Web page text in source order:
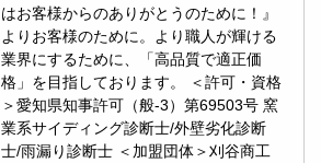
はお客様からのありがとうのために！』
よりお客様のために。より職人が輝ける
業界にするために、「高品質で適正価
格」を目指しております。 ＜許可・資格
＞愛知県知事許可（般-3）第69503号 窯
業系サイディング診断士/外壁劣化診断
士/雨漏り診断士 ＜加盟団体＞刈谷商工